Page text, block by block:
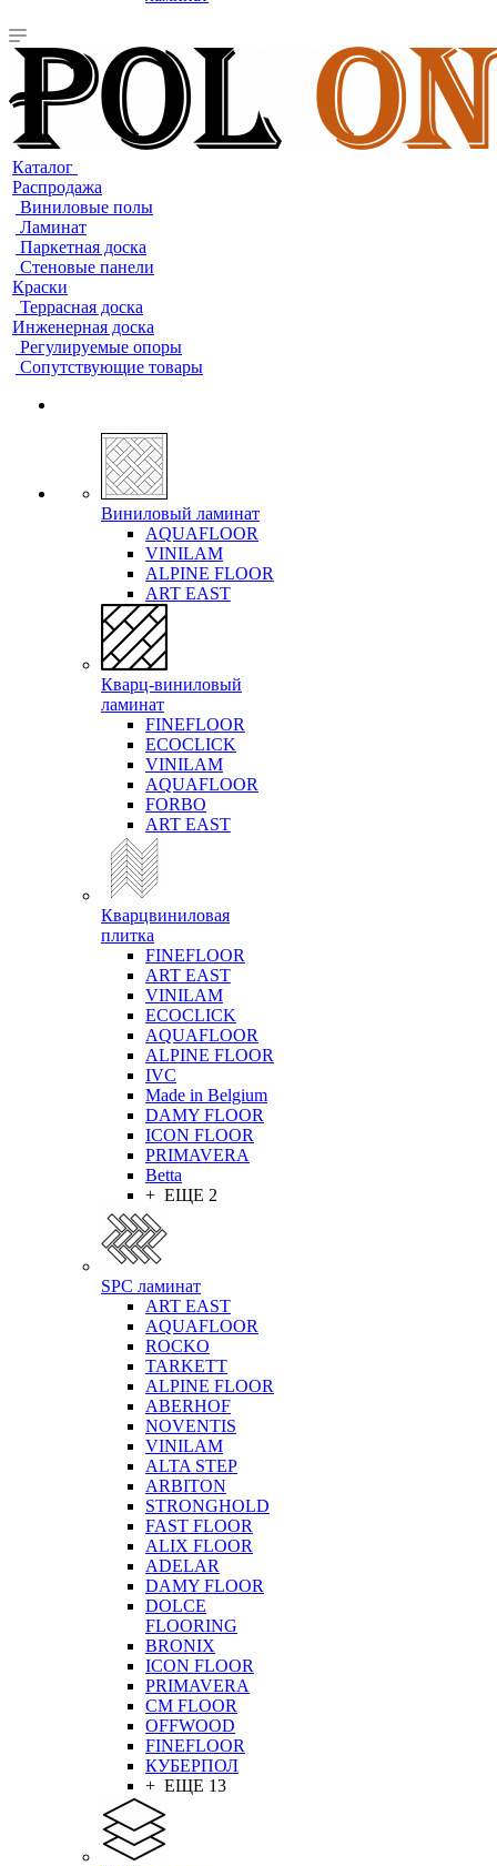
Каталог
Распродажа
Виниловые полы
Ламинат
Паркетная доска
Стеновые панели
Краски
Террасная доска
Инженерная доска
Регулируемые опоры
Сопутствующие товары
Виниловый ламинат
AQUAFLOOR
VINILAM
ALPINE FLOOR
ART EAST
Кварц-виниловый
ламинат
FINEFLOOR
ECOCLICK
VINILAM
AQUAFLOOR
FORBO
ART EAST
Кварцвиниловая
плитка
FINEFLOOR
ART EAST
VINILAM
ECOCLICK
AQUAFLOOR
ALPINE FLOOR
IVC
Made in Belgium
DAMY FLOOR
ICON FLOOR
PRIMAVERA
Betta
+ ЕЩЕ 2
SPC ламинат
ART EAST
AQUAFLOOR
ROCKO
TARKETT
ALPINE FLOOR
ABERHOF
NOVENTIS
VINILAM
ALTA STEP
ARBITON
STRONGHOLD
FAST FLOOR
ALIX FLOOR
ADELAR
DAMY FLOOR
DOLCE
FLOORING
BRONIX
ICON FLOOR
PRIMAVERA
CM FLOOR
OFFWOOD
FINEFLOOR
КУБЕРПОЛ
+ ЕЩЕ 13